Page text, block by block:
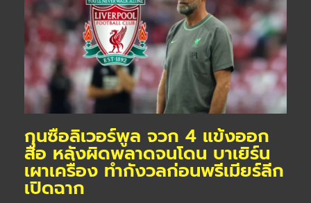
กุนซือลิเวอร์พูล จวก 4 แข้งออก
สื่อ หลังผิดพลาดจนโดน บาเยิร์น
เผาเครื่อง ทำกังวลก่อนพรีเมียร์ลีก
เปิดฉาก